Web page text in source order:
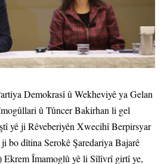
Demokrasî û Wekheviyê ya Gelan
û Tûncer Bakirhan li gel
yê ji Rêveberiyên Xwecihî Berpirsyar
bo dîtina Serokê Şaredariya Bajarê
Ekrem Îmamoglû yê li Sîlîvrî girtî ye,